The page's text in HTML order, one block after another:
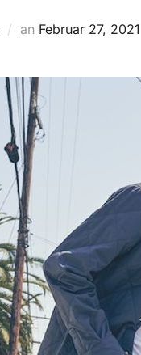
an Veröffentlicht
Februar 27, 2021